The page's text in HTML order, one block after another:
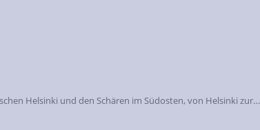
Helsinki und den Schären im Südosten, von Helsinki zur…